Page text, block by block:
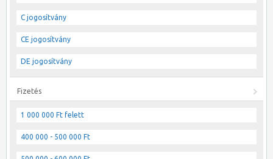
C jogosítvány
CE jogosítvány
DE jogosítvány
Fizetés
1 000 000 Ft felett
400 000 - 500 000 Ft